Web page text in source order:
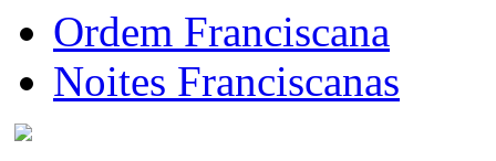
Ordem Franciscana
Noites Franciscanas